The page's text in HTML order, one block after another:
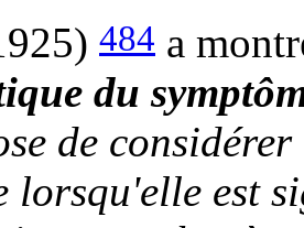
484 a
du
de
lorsqu'elle est